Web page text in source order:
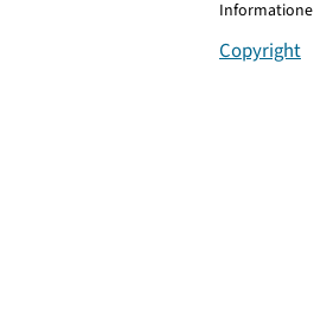
Copyright